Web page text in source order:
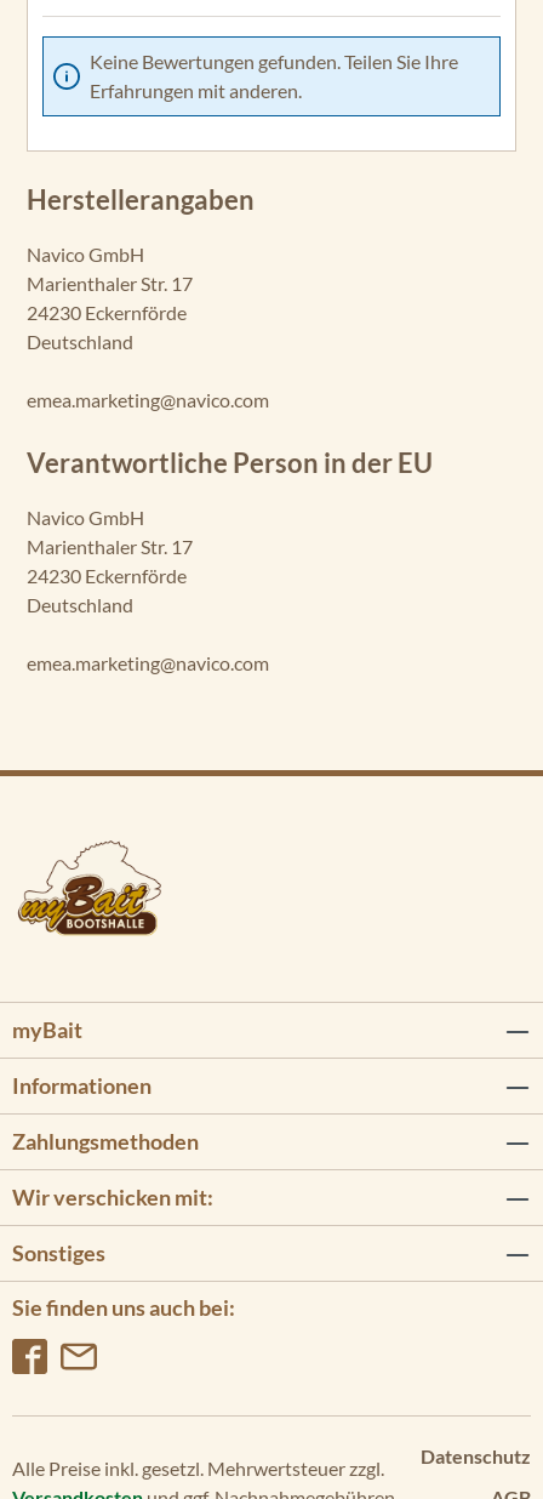
Keine Bewertungen gefunden. Teilen Sie Ihre
Erfahrungen mit anderen.
Herstellerangaben
Navico GmbH
Marienthaler Str. 17
24230 Eckernförde
Deutschland
emea.marketing@navico.com
Verantwortliche Person in der EU
Navico GmbH
Marienthaler Str. 17
24230 Eckernförde
Deutschland
emea.marketing@navico.com
myBait
Informationen
Sie finden uns auch bei:
Zahlungsmethoden
Wir verschicken mit:
Sonstiges
Datenschutz
Alle Preise inkl. gesetzl. Mehrwertsteuer zzgl.